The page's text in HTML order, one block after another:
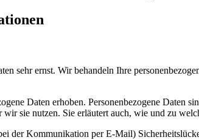
sehr ernst. Wir behandeln Ihre
Daten erhoben. Personenbezogene
sie nutzen. Sie erläutert auch, wie und zu
der Kommunikation per E-Mail)